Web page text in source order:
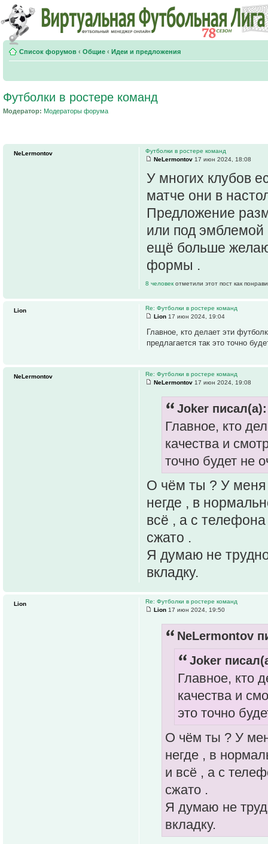
Список форумов ‹ Общие ‹ Идеи и предложения
Футболки в ростере команд
Модератор: Модераторы форума
Футболки в ростере команд
NeLermontov 17 июн 2024, 18:08
У многих клубов
матче они в
Предложение
или под эмблемой
ещё больше
формы .
8 человек отметили этот пост как
NeLermontov
Re: Футболки в ростере команд
Lion 17 июн 2024, 19:04
Главное, кто делает эти
предлагается так это точно
Lion
Re: Футболки в ростере команд
NeLermontov 17 июн 2024, 19:08
Joker писал(а):
Главное, кто
качества и
точно будет не
О чём ты ? У меня
негде , в
всё , а с
сжато .
Я думаю не
вкладку.
NeLermontov
Re: Футболки в ростере команд
Lion 17 июн 2024, 19:50
NeLermontov
Joker
Главное, кто
качества и
это точно
О чём ты ? У
негде , в
и всё , а с
сжато .
Я думаю не
вкладку.
Lion